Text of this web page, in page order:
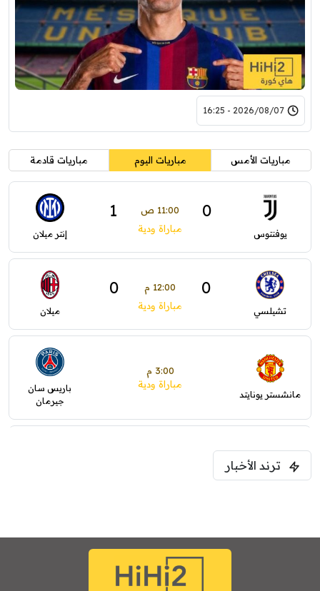
2026/08/07 - 16:25
مباريات الأمس مباريات اليوم مباريات قادمة
يوفنتوس
0 11:00 ص 1
مباراة ودية إنتر ميلان
تشيلسي
0 12:00 م 0
مباراة ودية ميلان
مانشستر يونايتد
3:00 م
مباراة ودية
باريس سان
جيرمان
فرينتسفاروشي
ترند الأخبار